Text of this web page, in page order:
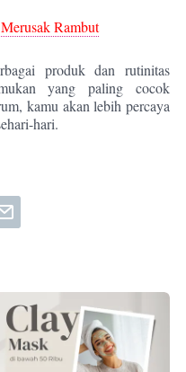
Rambut
produk dan rutinitas
yang paling cocok
kamu akan lebih percaya
hari.